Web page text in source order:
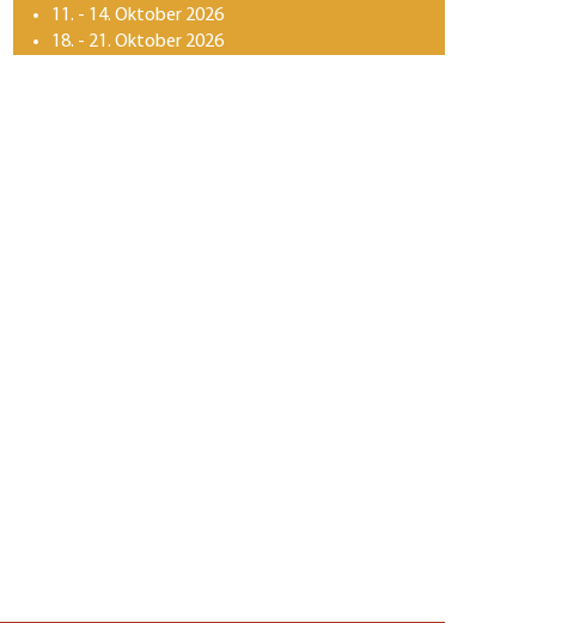
11. - 14. Oktober 2026
18. - 21. Oktober 2026